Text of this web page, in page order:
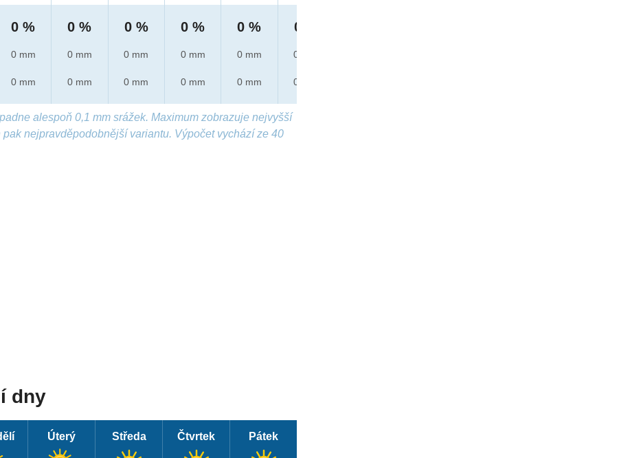
0 %
0 mm
0 mm
0 %
0 mm
0 mm
0 %
0 mm
0 mm
0 %
0 mm
0 mm
0 %
0 mm
0 mm
0 %
0 mm
0 mm
alespoň 0,1 mm srážek. Maximum zobrazuje nejvyšší
nejpravděpodobnější variantu. Výpočet vychází ze 40
dny
Úterý Středa Čtvrtek Pátek